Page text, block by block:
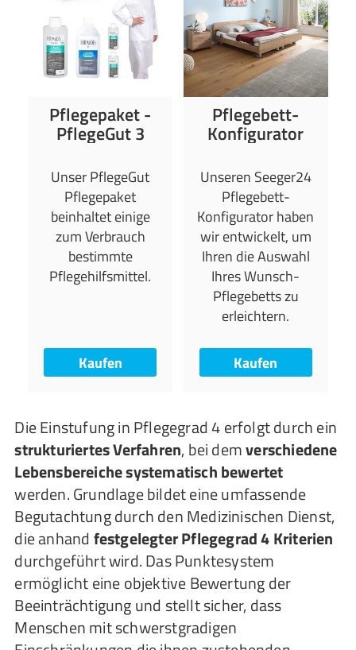
Pflegepaket -
PflegeGut 3
Unser PflegeGut
Pflegepaket
beinhaltet einige
zum Verbrauch
bestimmte
Pflegehilfsmittel.
Kaufen
Pflegebett-
Konfigurator
Unseren Seeger24
Pflegebett-
Konfigurator haben
wir entwickelt, um
Ihren die Auswahl
Ihres Wunsch-
Pflegebetts zu
erleichtern.
Kaufen
Die Einstufung in Pflegegrad 4 erfolgt durch ein
strukturiertes Verfahren, bei demverschiedene
Lebensbereiche systematisch bewertet
werden. Grundlage bildet eine umfassende
Begutachtung durch den Medizinischen Dienst,
die anhandfestgelegter Pflegegrad 4 Kriterien
durchgeführt wird. Das Punktesystem
ermöglicht eine objektive Bewertung der
Beeinträchtigung und stellt sicher, dass
Menschen mit schwerstgradigen